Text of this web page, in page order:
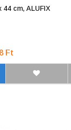
cm, ALUFIX
Ft